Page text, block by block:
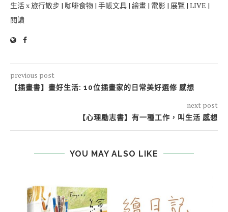
生活 x 旅行散步 | 咖啡食物 | 手帳文具 | 繪畫 | 電影 | 展覽 | LIVE |
閱讀
previous post
【插畫書】畫好生活: 10位插畫家的日常美好選修 感想
next post
【心理勵志書】有一種工作，叫生活 感想
YOU MAY ALSO LIKE